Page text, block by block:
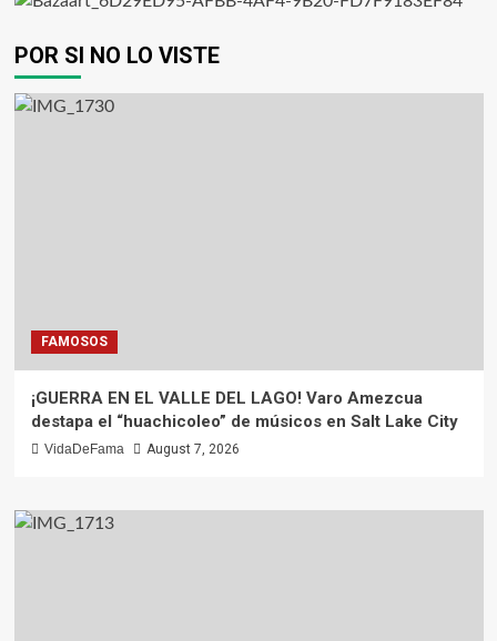
POR SI NO LO VISTE
FAMOSOS
¡GUERRA EN EL VALLE DEL LAGO! Varo Amezcua
destapa el “huachicoleo” de músicos en Salt Lake City
VidaDeFama August 7, 2026